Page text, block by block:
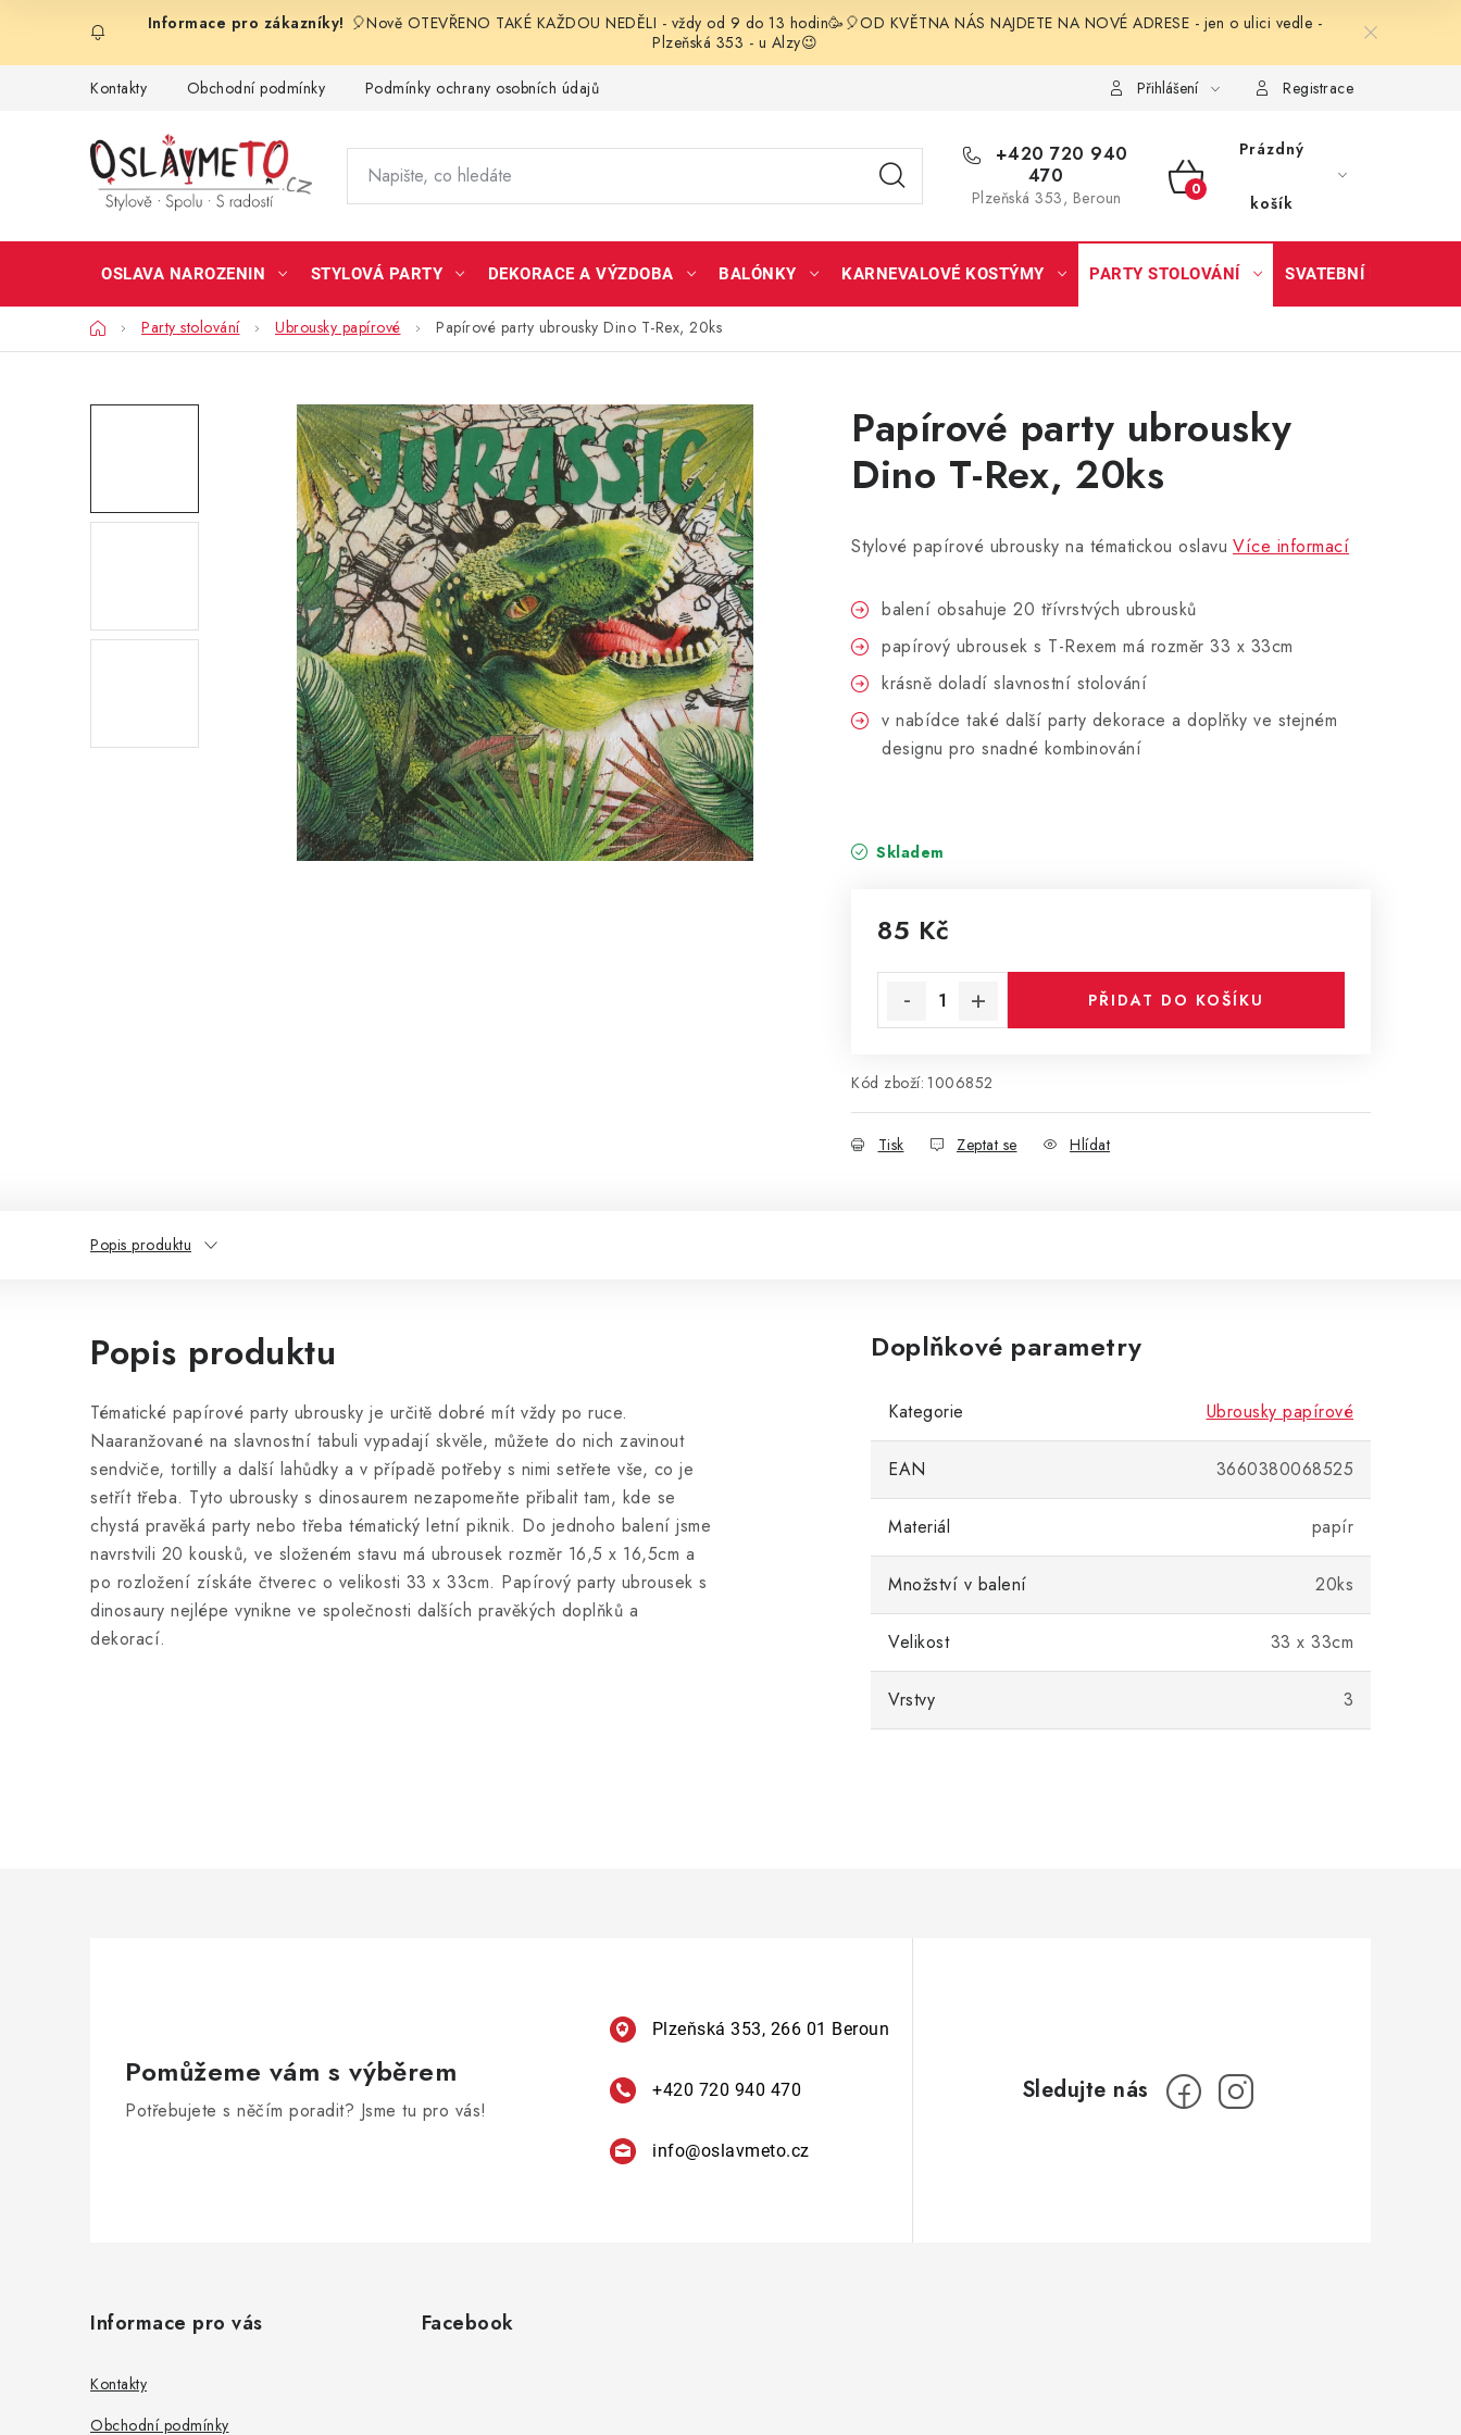
obsah
🎈Nově OTEVŘENO TAKÉ KAŽDOU NEDĚLI - vždy od 9 do 13 hodin🥳🎈OD KVĚTNA NÁS NAJDETE NA NOVÉ ADRESE - jen o ulici vedle -
Plzeňská 353 - u Alzy😉
Kontakty Obchodní podmínky Podmínky ochrany osobních údajů Přihlášení Registrace
+420 720 940
470
Plzeňská 353, Beroun
NÁKUPNÍ
Prázdný
košík
OSLAVA NAROZENIN STYLOVÁ PARTY DEKORACE A VÝZDOBA BALÓNKY KARNEVALOVÉ KOSTÝMY PARTY STOLOVÁNÍ SVATEBNÍ DOPLŇKY
DomůParty stolování Ubrousky papírové Papírové party ubrousky Dino T-Rex, 20ks
Papírové party ubrousky
Dino T-Rex, 20ks
Stylové papírové ubrousky na tématickou oslavu Více informací
balení obsahuje 20 třívrstvých ubrousků
papírový ubrousek s T-Rexem má rozměr 33 x 33cm
krásně doladí slavnostní stolování
v nabídce také další party dekorace a doplňky ve stejném
designu pro snadné kombinování
Skladem
85 Kč
PŘIDAT DO KOŠÍKU
Kód zboží: 1006852
Tisk Zeptat se Hlídat
Popis produktu
Popis produktu
Tématické papírové party ubrousky je určitě dobré mít vždy po ruce.
Naaranžované na slavnostní tabuli vypadají skvěle, můžete do nich zavinout
sendviče, tortilly a další lahůdky a v případě potřeby s nimi setřete vše, co je
setřít třeba. Tyto ubrousky s dinosaurem nezapomeňte přibalit tam, kde se
chystá pravěká party nebo třeba tématický letní piknik. Do jednoho balení jsme
navrstvili 20 kousků, ve složeném stavu má ubrousek rozměr 16,5 x 16,5cm a
po rozložení získáte čtverec o velikosti 33 x 33cm. Papírový party ubrousek s
dinosaury nejlépe vynikne ve společnosti dalších pravěkých doplňků a
dekorací.
Doplňkové parametry
Kategorie Ubrousky papírové
EAN 3660380068525
Materiál papír
Množství v balení 20ks
Velikost 33 x 33cm
Vrstvy 3
Pomůžeme vám s výběrem
Potřebujete s něčím poradit? Jsme tu pro vás!
Plzeňská 353, 266 01 Beroun
+420 720 940 470
info@oslavmeto.cz
Informace pro vás
Kontakty
Obchodní podmínky
Facebook